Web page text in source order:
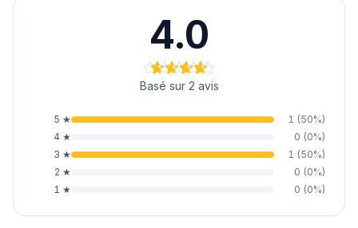
4.0
Basé sur 2 avis
5 ★ 1 (50%)
4 ★ 0 (0%)
3 ★ 1 (50%)
2 ★ 0 (0%)
1 ★ 0 (0%)